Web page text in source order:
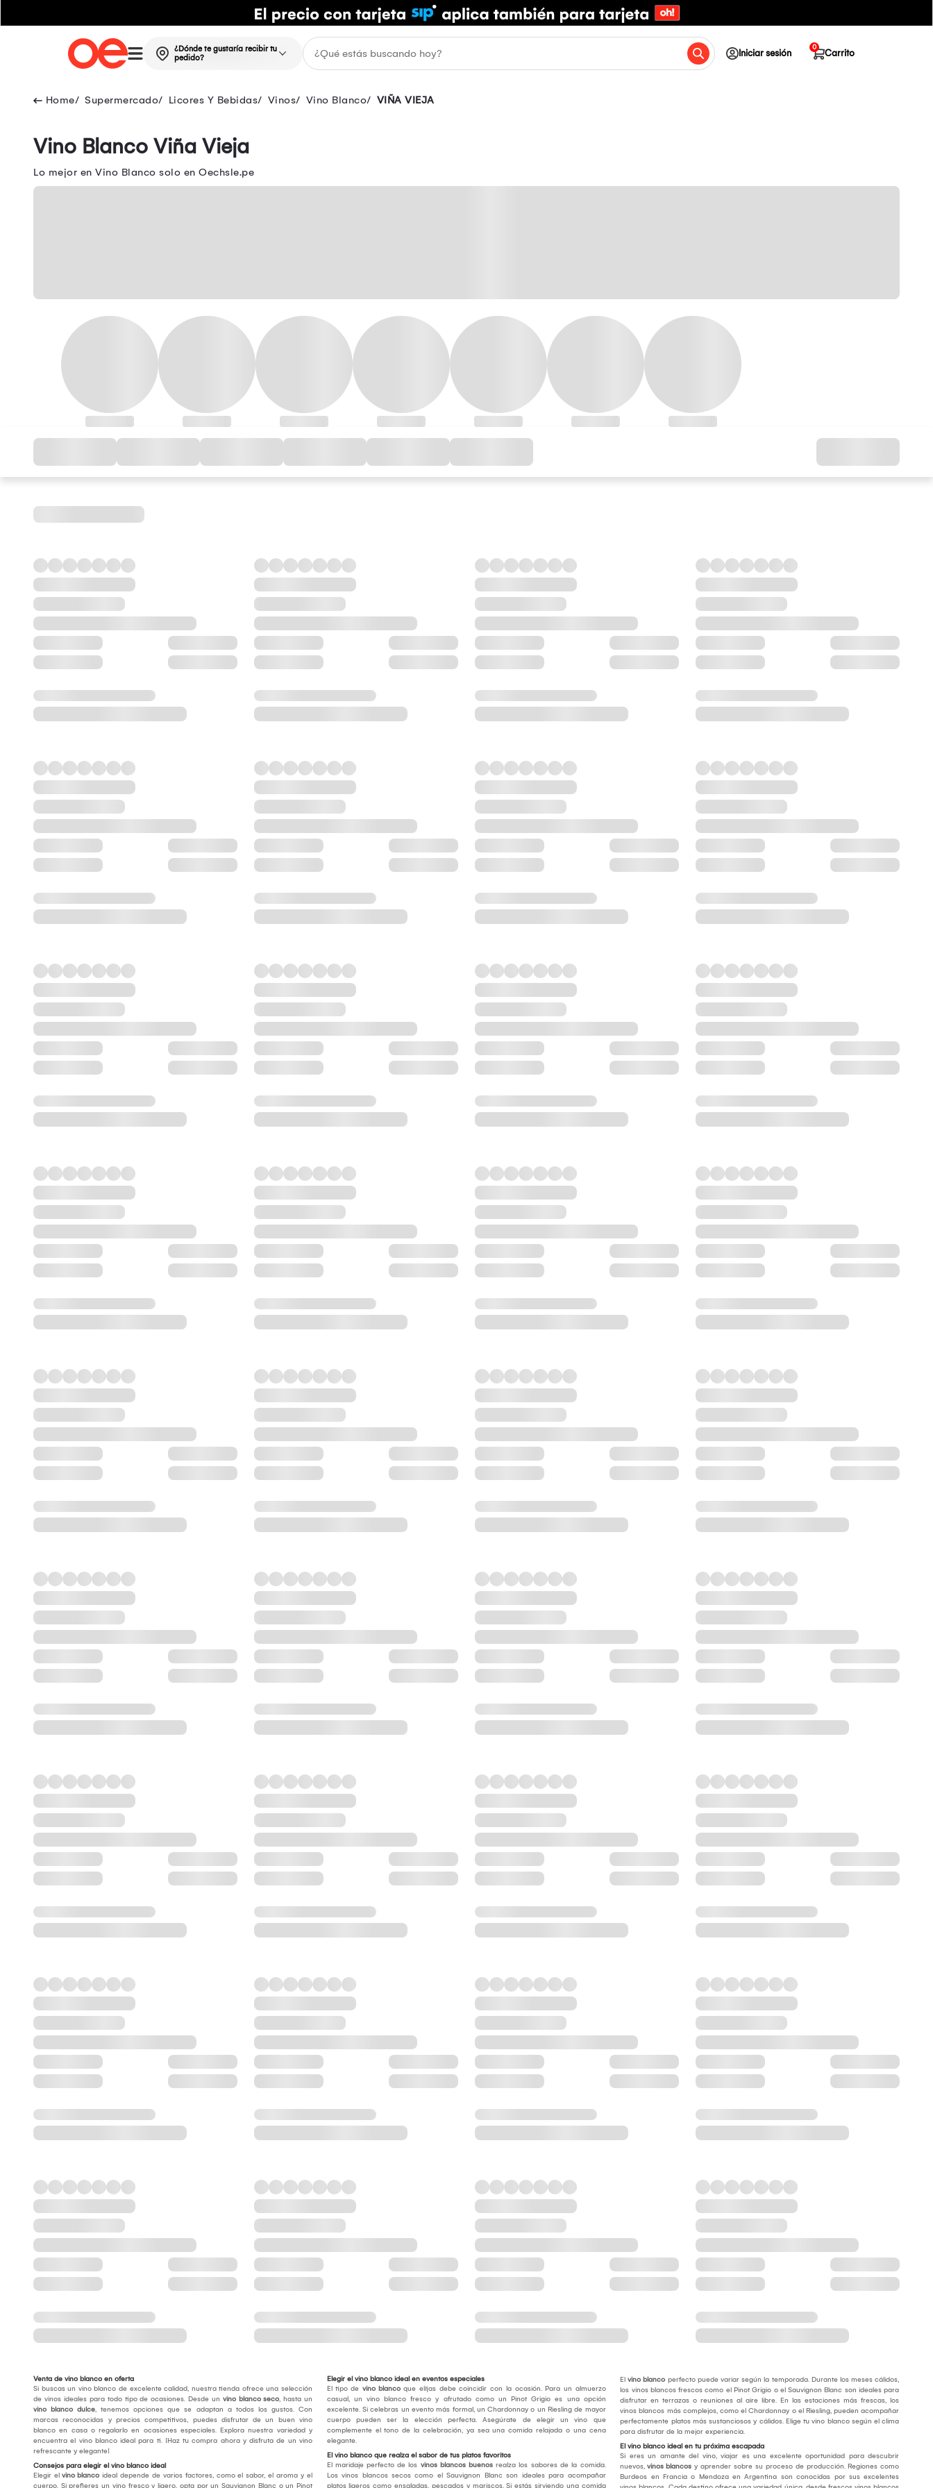
¿Dónde te gustaría recibir tu
pedido?
Iniciar sesión Carrito
0
Supermercado Licores Y Bebidas Vinos Vino Blanco VIÑA VIEJA
Vino Blanco Viña Vieja
Lo mejor en Vino Blanco solo en Oechsle.pe
Venta de vino blanco en oferta
Si buscas un vino blanco de excelente calidad, nuestra tienda ofrece una selección
de vinos ideales para todo tipo de ocasiones. Desde un vino blanco seco, hasta un
vino blanco dulce, tenemos opciones que se adaptan a todos los gustos. Con
marcas reconocidas y precios competitivos, puedes disfrutar de un buen vino
blanco en casa o regalarlo en ocasiones especiales. Explora nuestra variedad y
encuentra el vino blanco ideal para ti. ¡Haz tu compra ahora y disfruta de un vino
refrescante y elegante!
Consejos para elegir el vino blanco ideal
Elegir el vino blanco ideal depende de varios factores, como el sabor, el aroma y el
cuerpo. Si prefieres un vino fresco y ligero, opta por un Sauvignon Blanc o un Pinot
Elegir el vino blanco ideal en eventos especiales
El tipo de vino blancoque elijas debe coincidir con la ocasión. Para un almuerzo
casual, un vino blanco fresco y afrutado como un Pinot Grigio es una opción
excelente. Si celebras un evento más formal, un Chardonnay o un Riesling de mayor
cuerpo pueden ser la elección perfecta. Asegúrate de elegir un vino que
complemente el tono de la celebración, ya sea una comida relajada o una cena
elegante.
El vino blanco que realza el sabor de tus platos favoritos
El maridaje perfecto de los vinos blancos buenosrealza los sabores de la comida.
Los vinos blancos secos como el Sauvignon Blanc son ideales para acompañar
platos ligeros como ensaladas, pescados y mariscos. Si estás sirviendo una comida
Elvino blanco perfecto puede variar según la temporada. Durante los meses cálidos,
los vinos blancos frescos como el Pinot Grigio o el Sauvignon Blanc son ideales para
disfrutar en terrazas o reuniones al aire libre. En las estaciones más frescas, los
vinos blancos más complejos, como el Chardonnay o el Riesling, pueden acompañar
perfectamente platos más sustanciosos y cálidos. Elige tu vino blanco según el clima
para disfrutar de la mejor experiencia.
El vino blanco ideal en tu próxima escapada
Si eres un amante del vino, viajar es una excelente oportunidad para descubrir
nuevos,vinos blancos y aprender sobre su proceso de producción. Regiones como
Burdeos en Francia o Mendoza en Argentina son conocidas por sus excelentes